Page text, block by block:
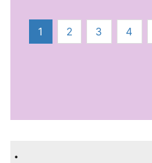
1 2 3 4
.